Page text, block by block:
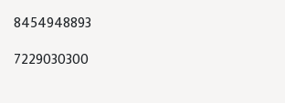
8454948893
7229030300